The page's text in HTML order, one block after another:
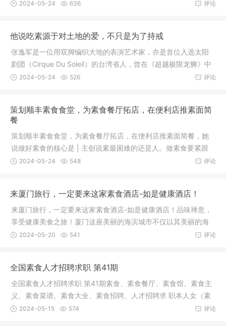
素如果
评论
2024-05-24 636
他说吃素源于对土地的爱，不只是为了持戒
张逸军是一位用双脚编织大地的表演艺术家，亦是首位入选太阳
剧团（Cirque Du Soleil）的台湾省人，曾在《超越极限龙狮》中
演出火
评论
2024-05-24 526
策划顺丰素食食堂，为素食餐厅拓店，在便利店推素面简
餐
策划顺丰素食食堂，为素食餐厅拓店，在便利店推素面简餐，她
说做好素食的核心是 | 主创说素最困难的还是人。做素食要紧跟
时代，
评论
2024-05-24 548
来厦门旅行，一定要来这家素食酒店-如是健康酒店！
来厦门旅行，一定要来这家素食酒店-如是健康酒店！品味禅意，
享受健康美食之旅！厦门这座美丽的海滨城市不仅以其美丽的海
滩和独
评论
2024-05-20 541
全国素食人才招聘求职 第41期
全国素食人才招聘求职 第41期素食、素食餐厅、素食馆、素食主
义、素食菜谱、素食大全、素食招聘、人才招聘求 职本人女（素
食主义
评论
2024-05-15 574